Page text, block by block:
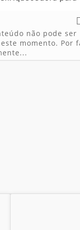
não pode ser
momento. Por